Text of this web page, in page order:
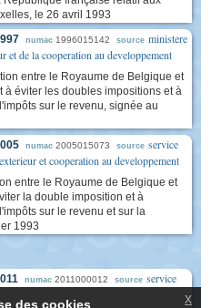
le 26 avril 1993
numac 1996015142 source ministere
et de la cooperation au developpement
entre le Royaume de Belgique et
à éviter les doubles impositions et à
sur le revenu, signée au
numac 2005015073 source service
et cooperation au developpement
entre le Royaume de Belgique et
la double imposition et à
sur le revenu et sur la
1993
numac 2011000012 source service
des cookies x